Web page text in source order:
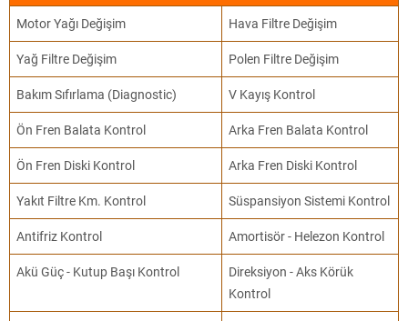
Motor Yağı Değişim Hava Filtre Değişim
Yağ Filtre Değişim Polen Filtre Değişim
Bakım Sıfırlama (Diagnostic) V Kayış Kontrol
Ön Fren Balata Kontrol Arka Fren Balata Kontrol
Ön Fren Diski Kontrol Arka Fren Diski Kontrol
Yakıt Filtre Km. Kontrol Süspansiyon Sistemi Kontrol
Antifriz Kontrol Amortisör - Helezon Kontrol
Akü Güç - Kutup Başı Kontrol
Direksiyon - Aks Körük
Kontrol